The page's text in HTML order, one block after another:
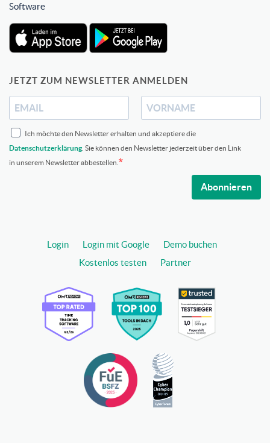
Software
JETZT ZUM NEWSLETTER ANMELDEN
Ich möchte den Newsletter erhalten und akzeptiere die
Datenschutzerklärung . Sie können den Newsletter jederzeit über den Link
in unserem Newsletter abbestellen.
Abonnieren
Login Login mit Google
Demo buchen
Kostenlos testen
Partner